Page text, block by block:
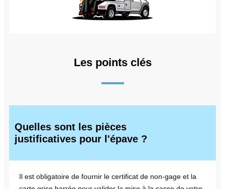
Les points clés
Quelles sont les pièces
justificatives pour l'épave ?
Il est obligatoire de fournir le certificat de non-gage et la